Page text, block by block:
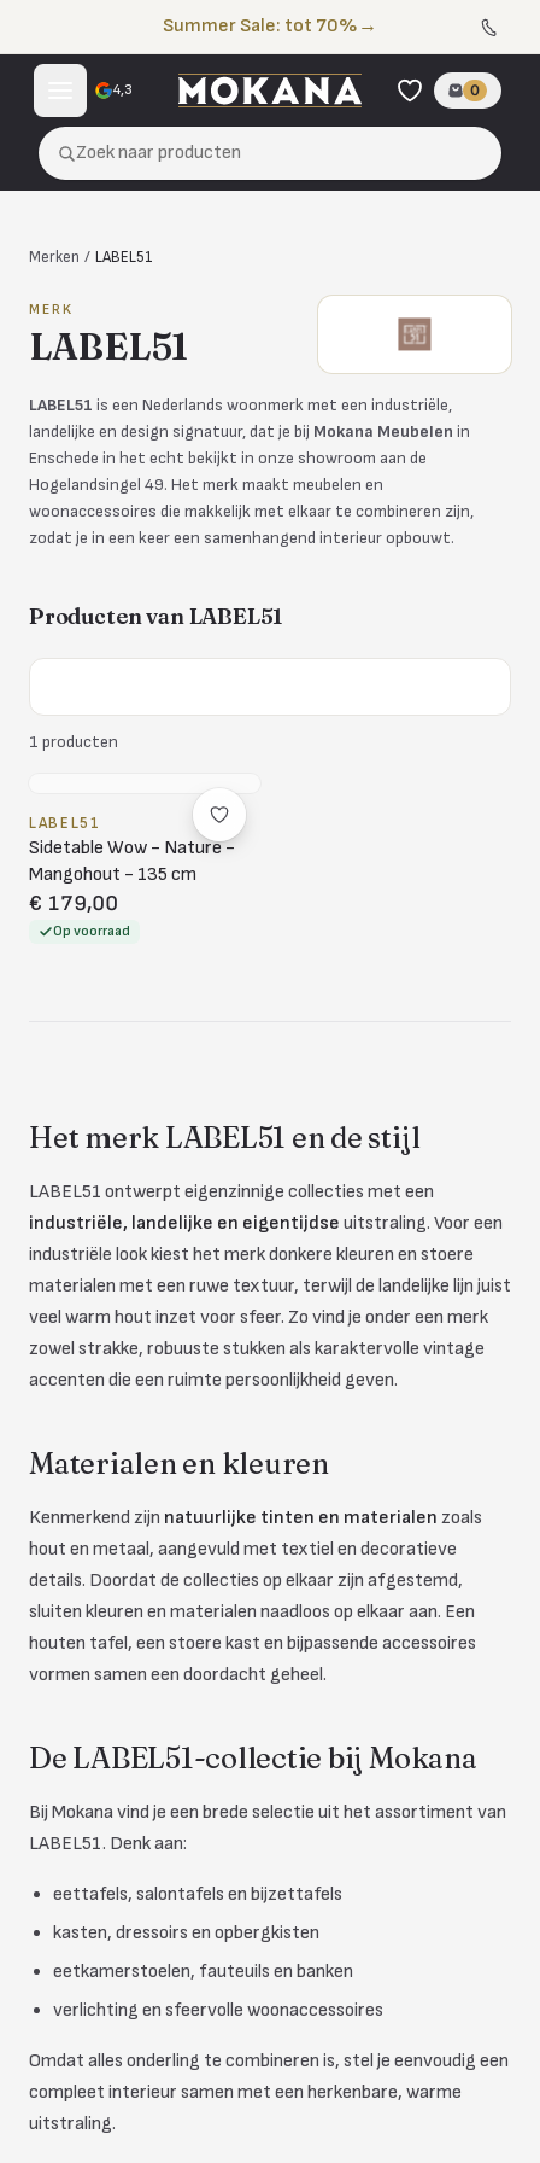
Summer Sale: tot 70% →
4,3 0
Zoek naar producten
Merken / LABEL51
MERK
LABEL51
LABEL51 is een Nederlands woonmerk met een industriële,
landelijke en design signatuur, dat je bij Mokana Meubelen in
Enschede in het echt bekijkt in onze showroom aan de
Hogelandsingel 49. Het merk maakt meubelen en
woonaccessoires die makkelijk met elkaar te combineren zijn,
zodat je in een keer een samenhangend interieur opbouwt.
Producten vanLABEL51
1 producten
LABEL51
Sidetable Wow - Nature -
Mangohout - 135 cm
€ 179,00
Op voorraad
Het merk LABEL51 en de stijl
LABEL51 ontwerpt eigenzinnige collecties met een
industriële, landelijke en eigentijdse uitstraling. Voor een
industriële look kiest het merk donkere kleuren en stoere
materialen met een ruwe textuur, terwijl de landelijke lijn juist
veel warm hout inzet voor sfeer. Zo vind je onder een merk
zowel strakke, robuuste stukken als karaktervolle vintage
accenten die een ruimte persoonlijkheid geven.
Materialen en kleuren
Kenmerkend zijn natuurlijke tinten en materialen zoals
hout en metaal, aangevuld met textiel en decoratieve
details. Doordat de collecties op elkaar zijn afgestemd,
sluiten kleuren en materialen naadloos op elkaar aan. Een
houten tafel, een stoere kast en bijpassende accessoires
vormen samen een doordacht geheel.
De LABEL51-collectie bij Mokana
Bij Mokana vind je een brede selectie uit het assortiment van
LABEL51. Denk aan:
eettafels, salontafels en bijzettafels
kasten, dressoirs en opbergkisten
eetkamerstoelen, fauteuils en banken
verlichting en sfeervolle woonaccessoires
Omdat alles onderling te combineren is, stel je eenvoudig een
compleet interieur samen met een herkenbare, warme
uitstraling.